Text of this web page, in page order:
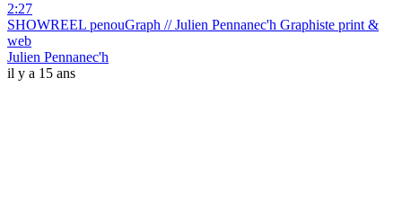
2:27
SHOWREEL penouGraph // Julien Pennanec'h Graphiste print &
web
Julien Pennanec'h
il y a 15 ans